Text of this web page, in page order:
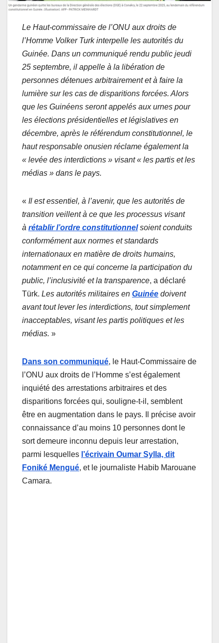
Le Haut-commissaire de l’ONU aux droits de
l’Homme Volker Turk interpelle les autorités du
Guinée. Dans un communiqué rendu public jeudi
25 septembre, il appelle à la libération de
personnes détenues arbitrairement et à faire la
lumière sur les cas de disparitions forcées. Alors
que les Guinéens seront appelés aux urnes pour
les élections présidentielles et législatives en
décembre, après le référendum constitutionnel, le
haut responsable onusien réclame également la
« levée des interdictions » visant « les partis et les
médias » dans le pays.
« Il est essentiel, à l’avenir, que les autorités de
transition veillent à ce que les processus visant
à rétablir l’ordre constitutionnelsoient conduits
conformément aux normes et standards
internationaux en matière de droits humains,
notamment en ce qui concerne la participation du
public, l’inclusivité et la transparence, a déclaré
Türk. Les autorités militaires en Guinée doivent
avant tout lever les interdictions, tout simplement
inacceptables, visant les partis politiques et les
médias. »
Dans son communiqué, le Haut-Commissaire de
l’ONU aux droits de l’Homme s’est également
inquiété des arrestations arbitraires et des
disparitions forcées qui, souligne-t-il, semblent
être en augmentation dans le pays. Il précise avoir
connaissance d’au moins 10 personnes dont le
sort demeure inconnu depuis leur arrestation,
parmi lesquelles l’écrivain Oumar Sylla, dit
Foniké Mengué, et le journaliste Habib Marouane
Camara.